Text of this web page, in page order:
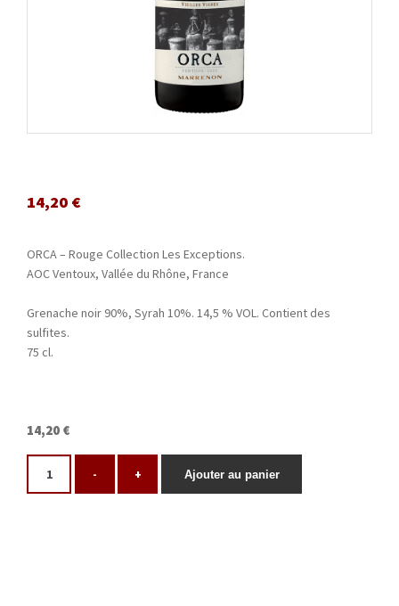
14,20 €
ORCA – Rouge Collection Les Exceptions.
AOC Ventoux, Vallée du Rhône, France
Grenache noir 90%, Syrah 10%. 14,5 % VOL. Contient des
sulfites.
75 cl.
14,20 €
- + Ajouter au panier